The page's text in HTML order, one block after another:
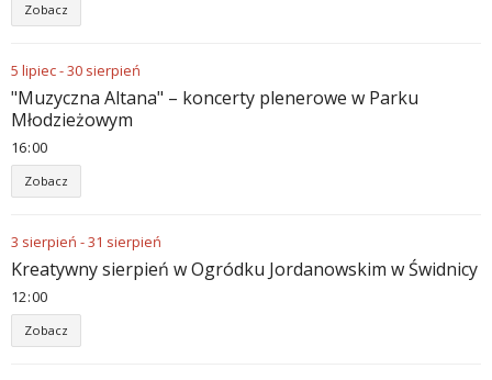
Zobacz
5 lipiec-30 sierpień
"Muzyczna Altana" – koncerty plenerowe w Parku
Młodzieżowym
16:00
Zobacz
3 sierpień -31 sierpień
Kreatywny sierpień w Ogródku Jordanowskim w Świdnicy
12:00
Zobacz